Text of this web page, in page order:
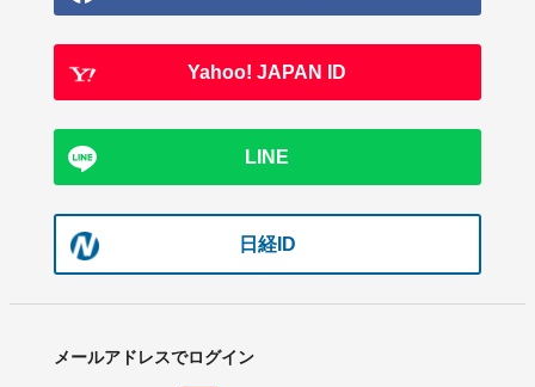
Yahoo! JAPAN ID
LINE
日経ID
メールアドレスでログイン